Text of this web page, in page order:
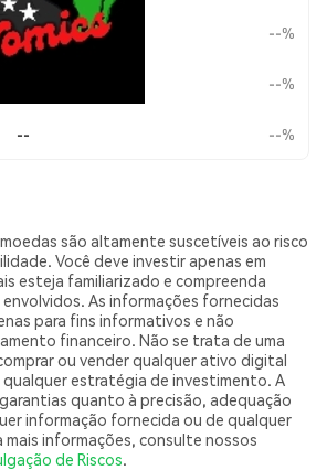
-- --%
--%
-- --%
são altamente suscetíveis ao risco
Você deve investir apenas em
esteja familiarizado e compreenda
As informações fornecidas
para fins informativos e não
financeiro. Não se trata de uma
ou vender qualquer ativo digital
estratégia de investimento. A
quanto à precisão, adequação
informação fornecida ou de qualquer
informações, consulte nossos
de Riscos.